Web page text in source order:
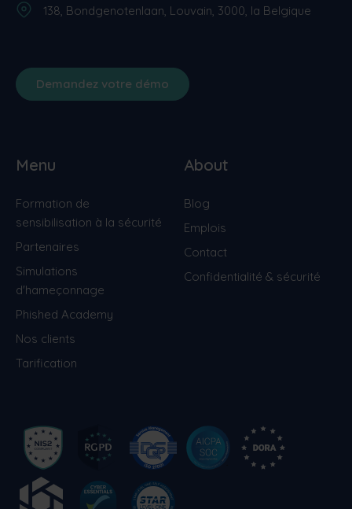
138, Bondgenotenlaan, Louvain, 3000, la Belgique
Demandez votre démo
Menu
Formation de
sensibilisation à la sécurité
Partenaires
Simulations
d'hameçonnage
Phished Academy
Nos clients
Tarification
About
Blog
Emplois
Contact
Confidentialité & sécurité